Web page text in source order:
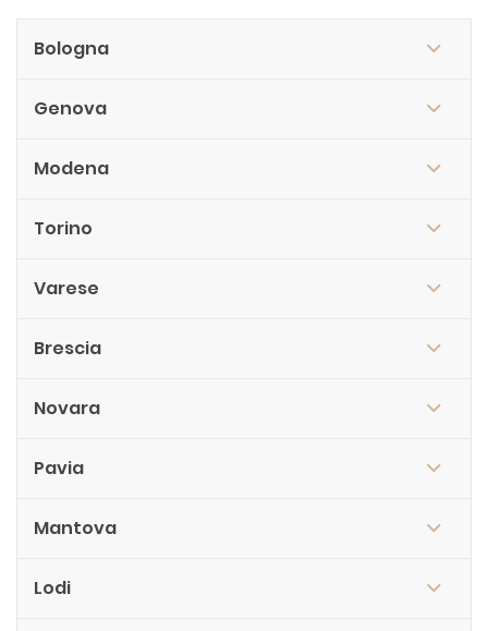
Bologna
Genova
Modena
Torino
Varese
Brescia
Novara
Pavia
Mantova
Lodi